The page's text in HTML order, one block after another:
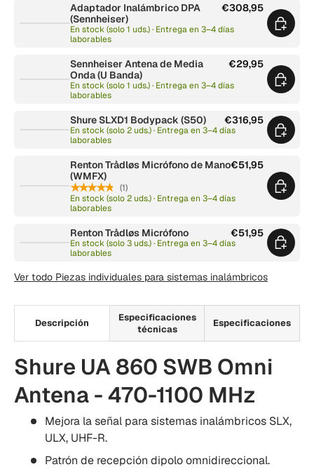
Adaptador Inalámbrico DPA
(Sennheiser)
€308,95
En stock (solo 1 uds.) · Entrega en 3–4 días
laborables
Sennheiser Antena de Media
Onda (U Banda)
€29,95
En stock (solo 1 uds.) · Entrega en 3–4 días
laborables
Shure SLXD1 Bodypack (S50) €316,95
En stock (solo 2 uds.) · Entrega en 3–4 días
laborables
Renton Trådløs Micrófono de Mano
(WMFX)
★★★★★ (1)
€51,95
En stock (solo 2 uds.) · Entrega en 3–4 días
laborables
Renton Trådløs Micrófono €51,95
En stock (solo 3 uds.) · Entrega en 3–4 días
laborables
Ver todo Piezas individuales para sistemas inalámbricos
Descripción
Especificaciones
técnicas
Especificaciones
Shure UA 860 SWB Omni
Antena - 470-1100 MHz
Mejora la señal para sistemas inalámbricos SLX,
ULX, UHF-R.
Patrón de recepción dipolo omnidireccional.